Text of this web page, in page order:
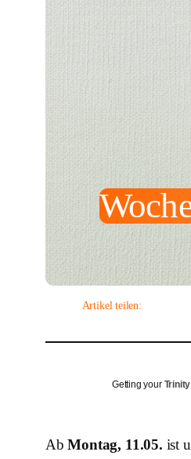
Artikel teilen:
Getting your
AbMontag, 11.05. ist